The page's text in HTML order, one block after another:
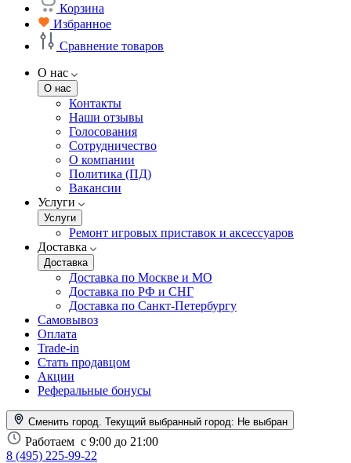
Корзина
Избранное
Сравнение товаров
О нас
О нас
Контакты
Наши отзывы
Голосования
Сотрудничество
О компании
Политика (ПД)
Вакансии
Услуги
Услуги
Ремонт игровых приставок и аксессуаров
Доставка
Доставка
Доставка по Москве и МО
Доставка по РФ и СНГ
Доставка по Санкт-Петербургу
Самовывоз
Оплата
Trade-in
Стать продавцом
Акции
Реферальные бонусы
Сменить город. Текущий выбранный город: Не выбран
Работаем с 9:00 до 21:00
8 (495) 225-99-22